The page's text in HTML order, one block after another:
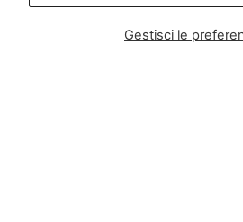
Gestisci le
Diventa social con noi